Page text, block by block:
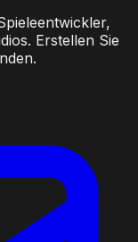
Erstellen Sie